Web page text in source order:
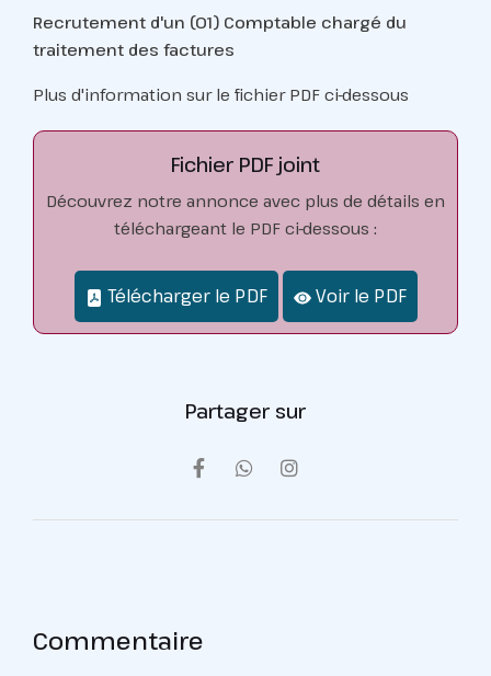
Recrutement d'un (01) Comptable chargé du
traitement des factures
Plus d'information sur le fichier PDF ci-dessous
Fichier PDF joint
Découvrez notre annonce avec plus de détails en
téléchargeant le PDF ci-dessous :
Télécharger le PDF Voir le PDF
Partager sur
Commentaire